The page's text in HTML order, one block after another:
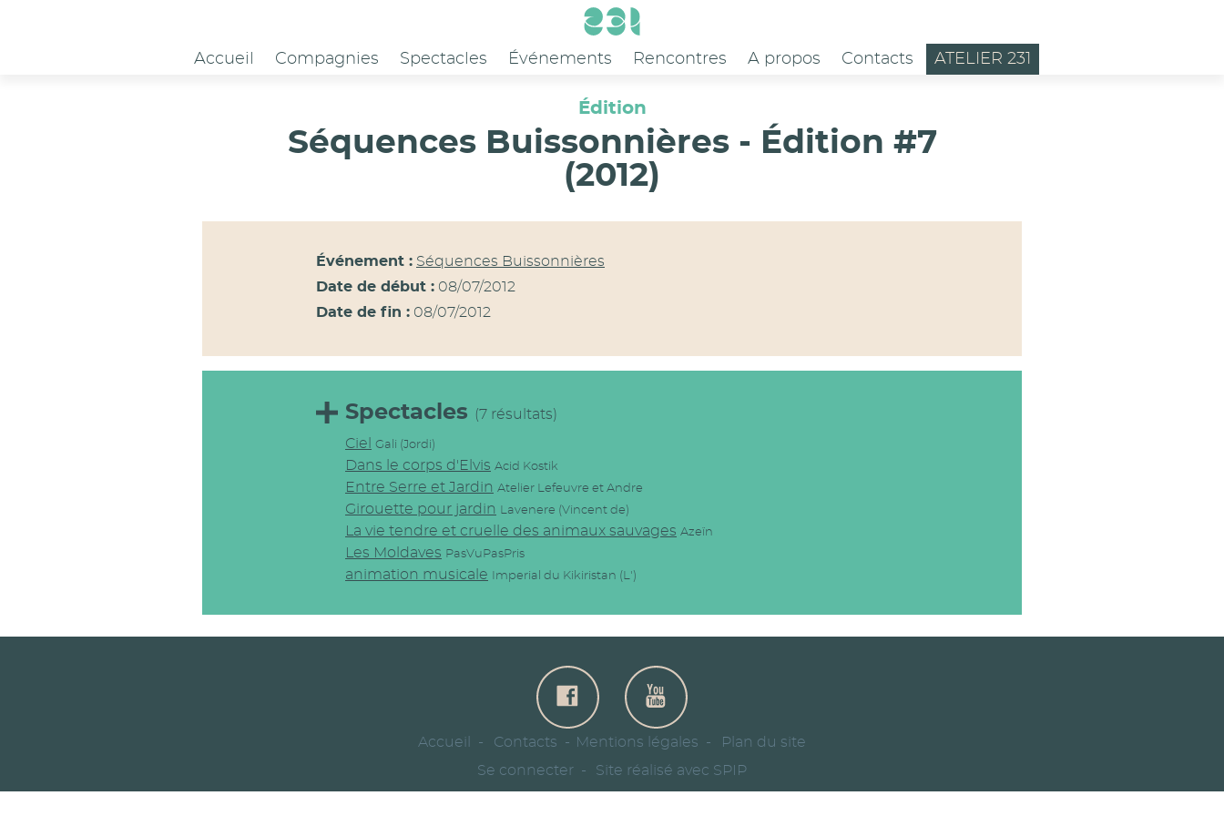
Accueil Compagnies Spectacles Événements Rencontres A propos Contacts ATELIER 231
Édition
Séquences Buissonnières - Édition #7
(2012)
Événement : Séquences Buissonnières
Date de début : 08/07/2012
Date de fin : 08/07/2012
Spectacles
(7 résultats)
Ciel
Gali (Jordi)
Dans le corps d'Elvis Acid Kostik
Entre Serre et Jardin Atelier Lefeuvre et Andre
Girouette pour jardin Lavenere (Vincent de)
La vie tendre et cruelle des animaux sauvages Azeïn
Les Moldaves PasVuPasPris
animation musicale Imperial du Kikiristan (L')
Accueil Contacts Mentions légales
Plan du site
Se connecter
Site réalisé avec SPIP